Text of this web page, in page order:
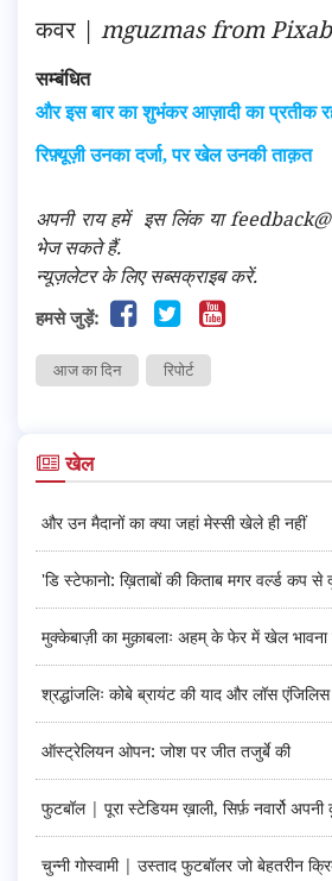
कवर | mguzmasfrom
सम्बंधित
और इस बार का शुभंकर आज़ादी का प्रतीक
रिफ़्यूज़ी उनका दर्जा, पर खेल उनकी ताक़त
अपनी राय हमें इस लिंक या
भेज सकते हैं.
न्यूज़लेटर के लिए सब्सक्राइब करें.
हमसे जुड़ें:
आज का दिन रिपोर्ट
खेल
और उन मैदानों का क्या जहां मेस्सी खेले ही नहीं
'डि स्टेफानो: ख़िताबों की किताब मगर वर्ल्ड कप से
मुक्केबाज़ी का मुक़ाबलाः अहम् के फेर में खेल भावना
श्रद्धांजलिः कोबे ब्रायंट की याद और लॉस एंजिलिस
ऑस्ट्रेलियन ओपन: जोश पर जीत तजुर्बे की
फुटबॉल | पूरा स्टेडियम ख़ाली, सिर्फ़ नवार्रो अपनी
चुन्नी गोस्वामी | उस्ताद फुटबॉलर जो बेहतरीन